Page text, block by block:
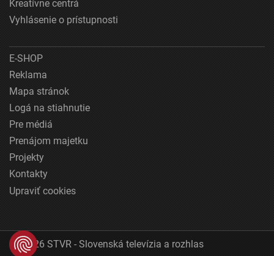
Kreatívne centrá
Vyhlásenie o prístupnosti
E-SHOP
Reklama
Mapa stránok
Logá na stiahnutie
Pre médiá
Prenájom majetku
Projekty
Kontakty
Upraviť cookies
© 2026 STVR - Slovenská televízia a rozhlas